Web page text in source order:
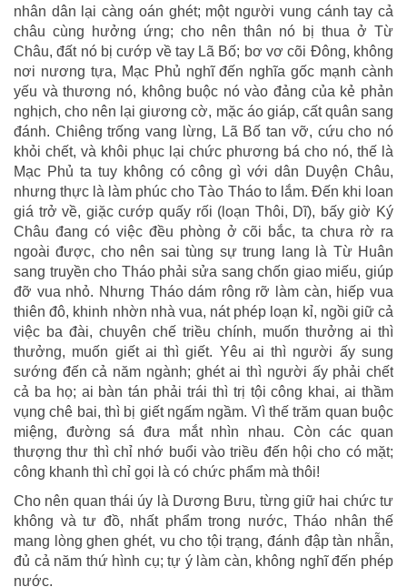
nhân dân lại càng oán ghét; một người vung cánh tay cả
châu cùng hưởng ứng; cho nên thân nó bị thua ở Từ
Châu, đất nó bị cướp về tay Lã Bố; bơ vơ cõi Đông, không
nơi nương tựa, Mạc Phủ nghĩ đến nghĩa gốc mạnh cành
yếu và thương nó, không buộc nó vào đảng của kẻ phản
nghịch, cho nên lại giương cờ, mặc áo giáp, cất quân sang
đánh. Chiêng trống vang lừng, Lã Bố tan vỡ, cứu cho nó
khỏi chết, và khôi phục lại chức phương bá cho nó, thế là
Mạc Phủ ta tuy không có công gì với dân Duyện Châu,
nhưng thực là làm phúc cho Tào Tháo to lắm. Đến khi loan
giá trở về, giặc cướp quấy rối (loạn Thôi, Dĩ), bấy giờ Ký
Châu đang có việc đều phòng ở cõi bắc, ta chưa rờ ra
ngoài được, cho nên sai tùng sự trung lang là Từ Huân
sang truyền cho Tháo phải sửa sang chốn giao miếu, giúp
đỡ vua nhỏ. Nhưng Tháo dám rông rỡ làm càn, hiếp vua
thiên đô, khinh nhờn nhà vua, nát phép loạn kỉ, ngồi giữ cả
việc ba đài, chuyên chế triều chính, muốn thưởng ai thì
thưởng, muốn giết ai thì giết. Yêu ai thì người ấy sung
sướng đến cả năm ngành; ghét ai thì người ấy phải chết
cả ba họ; ai bàn tán phải trái thì trị tội công khai, ai thầm
vụng chê bai, thì bị giết ngấm ngầm. Vì thế trăm quan buộc
miệng, đường sá đưa mắt nhìn nhau. Còn các quan
thượng thư thì chỉ nhớ buổi vào triều đến hội cho có mặt;
công khanh thì chỉ gọi là có chức phẩm mà thôi!
Cho nên quan thái úy là Dương Bưu, từng giữ hai chức tư
không và tư đồ, nhất phẩm trong nước, Tháo nhân thế
mang lòng ghen ghét, vu cho tội trạng, đánh đập tàn nhẫn,
đủ cả năm thứ hình cụ; tự ý làm càn, không nghĩ đến phép
nước.